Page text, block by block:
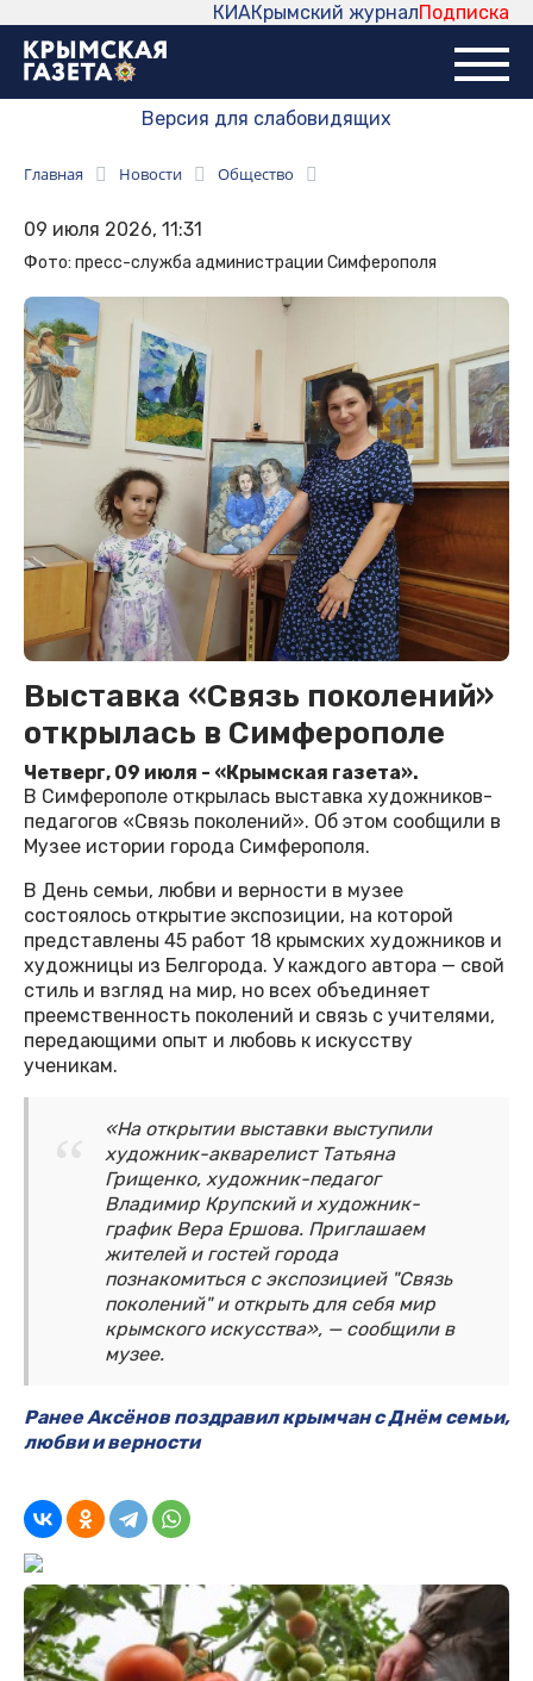
Подписка
Крымский журнал
КИА
Версия для слабовидящих
Главная Новости Общество
09 июля 2026, 11:31
Фото: пресс-служба администрации Симферополя
Выставка «Связь поколений»
открылась в Симферополе
Четверг, 09 июля - «Крымская газета».
В Симферополе открылась выставка художников-
педагогов «Связь поколений». Об этом сообщили в
Музее истории города Симферополя.
В День семьи, любви и верности в музее
состоялось открытие экспозиции, на которой
представлены 45 работ 18 крымских художников и
художницы из Белгорода. У каждого автора — свой
стиль и взгляд на мир, но всех объединяет
преемственность поколений и связь с учителями,
передающими опыт и любовь к искусству
ученикам.
«На открытии выставки выступили
художник-акварелист Татьяна
Грищенко, художник-педагог
Владимир Крупский и художник-
график Вера Ершова. Приглашаем
жителей и гостей города
познакомиться с экспозицией "Связь
поколений" и открыть для себя мир
крымского искусства», — сообщили в
музее.
Ранее Аксёнов поздравил крымчан с Днём семьи,
любви и верности